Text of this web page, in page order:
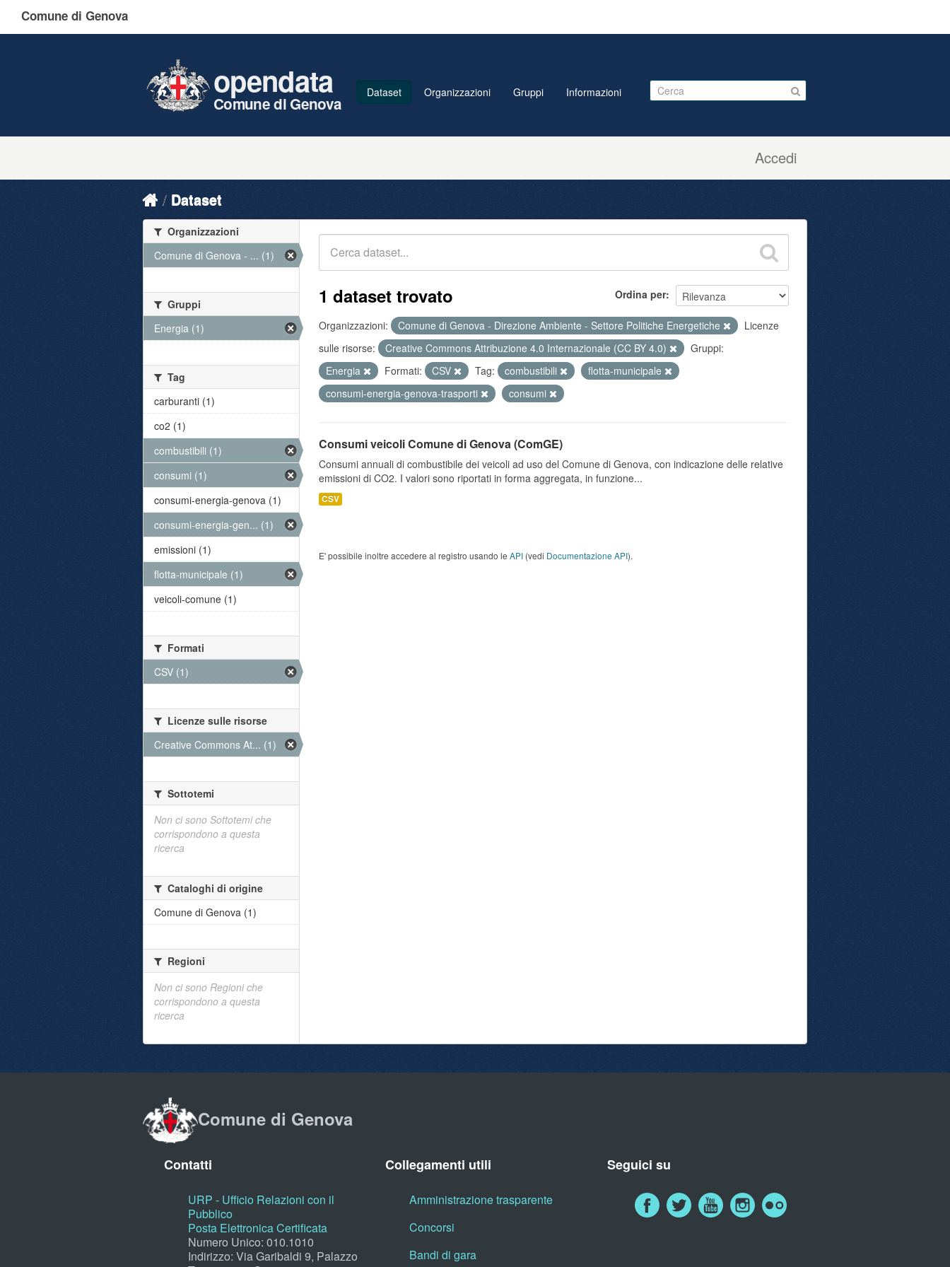
Comune di Genova
Accedi
opendata
Comune di Genova
Dataset Organizzazioni Gruppi Informazioni
Dataset
Ordina per
1 dataset trovato
Organizzazioni: Comune di Genova - Direzione Ambiente - Settore Politiche Energetiche
Licenze
sulle risorse:
Creative Commons Attribuzione 4.0 Internazionale (CC BY 4.0)
Gruppi:
Energia
Formati: CSV Tag: combustibili
flotta-municipale
consumi-energia-genova-trasporti
consumi
Consumi veicoli Comune di Genova (ComGE)
Consumi annuali di combustibile dei veicoli ad uso del Comune di Genova, con indicazione delle relative
emissioni di CO2. I valori sono riportati in forma aggregata, in funzione...
CSV
E' possibile inoltre accedere al registro usando le API (vedi Documentazione API).
Organizzazioni
Comune di Genova - ... (1)
Gruppi
Energia (1)
Tag
carburanti (1)
co2 (1)
combustibili (1)
consumi (1)
consumi-energia-genova (1)
consumi-energia-gen... (1)
emissioni (1)
flotta-municipale (1)
veicoli-comune (1)
Formati
CSV (1)
Licenze sulle risorse
Creative Commons At... (1)
Sottotemi
Non ci sono Sottotemi che
corrispondono a questa
ricerca
Cataloghi di origine
Comune di Genova (1)
Regioni
Non ci sono Regioni che
corrispondono a questa
ricerca
Comune di Genova
Contatti
URP - Ufficio Relazioni con il
Pubblico
Posta Elettronica Certificata
Numero Unico: 010.1010
Indirizzo: Via Garibaldi 9, Palazzo
Collegamenti utili
Amministrazione trasparente
Concorsi
Bandi di gara
Seguici su